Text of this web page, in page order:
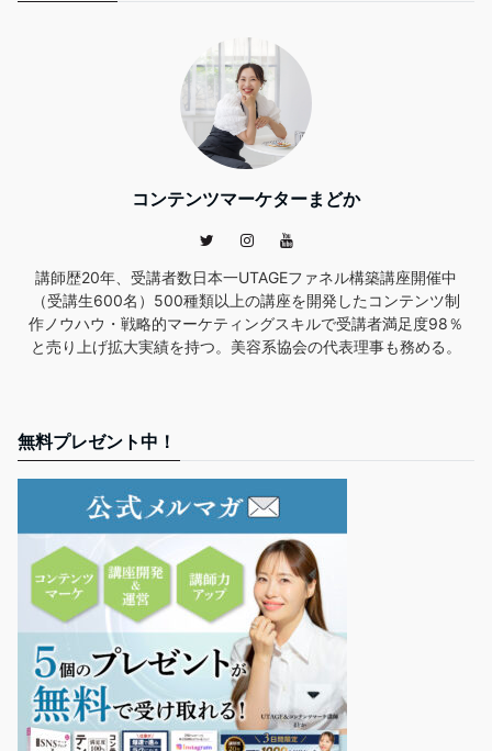
コンテンツマーケターまどか
講師歴20年、受講者数日本一UTAGEファネル構築講座開催中
（受講生600名）500種類以上の講座を開発したコンテンツ制
作ノウハウ・戦略的マーケティングスキルで受講者満足度98％
と売り上げ拡大実績を持つ。美容系協会の代表理事も務める。
無料プレゼント中！